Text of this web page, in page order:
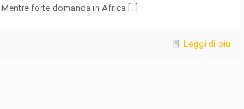
Mentre forte domanda in Africa [...]
Leggi di più